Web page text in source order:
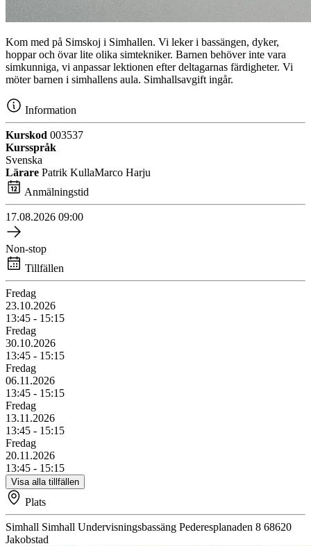
Kom med på Simskoj i Simhallen. Vi leker i bassängen, dyker,
hoppar och övar lite olika simtekniker. Barnen behöver inte vara
simkunniga, vi anpassar lektionen efter deltagarnas färdigheter. Vi
möter barnen i simhallens aula. Simhallsavgift ingår.
Information
Kurskod 003537
Kursspråk
Svenska
Lärare Patrik KullaMarco Harju
Anmälningstid
17.08.2026 09:00
Non-stop
Tillfällen
Fredag
23.10.2026
13:45 - 15:15
Fredag
30.10.2026
13:45 - 15:15
Fredag
06.11.2026
13:45 - 15:15
Fredag
13.11.2026
13:45 - 15:15
Fredag
20.11.2026
13:45 - 15:15
Visa alla tillfällen
Plats
Simhall Simhall Undervisningsbassäng Pederesplanaden 8 68620
Jakobstad